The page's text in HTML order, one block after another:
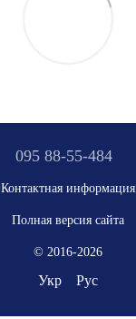
095 88-55-484
Контактная информация
Полная версия сайта
© 2016-2026
Укр Рус